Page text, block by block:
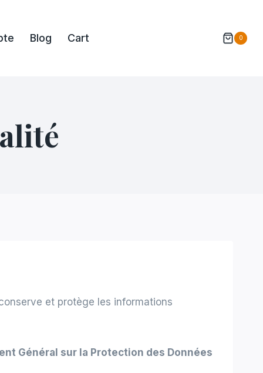
Blog Cart 0
et protège les informations
Général sur la Protection des Données